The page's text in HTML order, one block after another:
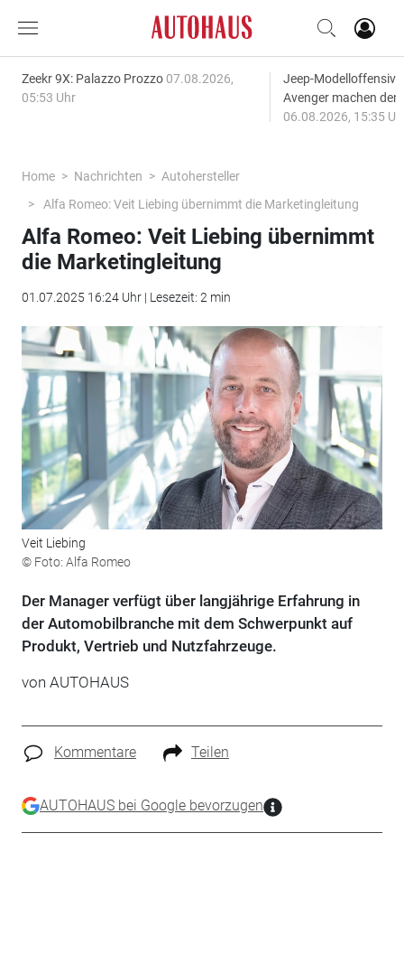
Zeekr 9X: Palazzo Prozzo 07.08.2026,
05:53 Uhr
Jeep-
Avenger machen
06.08.2026, 15:35
Home Nachrichten
Autohersteller
Alfa Romeo: Veit Liebing übernimmt die Marketingleitung
Alfa Romeo: Veit Liebing übernimmt
die Marketingleitung
01.07.2025 16:24 Uhr | Lesezeit: 2 min
Veit Liebing
© Foto: Alfa Romeo
Der Manager verfügt über langjährige Erfahrung in
der Automobilbranche mit dem Schwerpunkt auf
Produkt, Vertrieb und Nutzfahrzeuge.
von AUTOHAUS
Kommentare Teilen
AUTOHAUS bei Google bevorzugen